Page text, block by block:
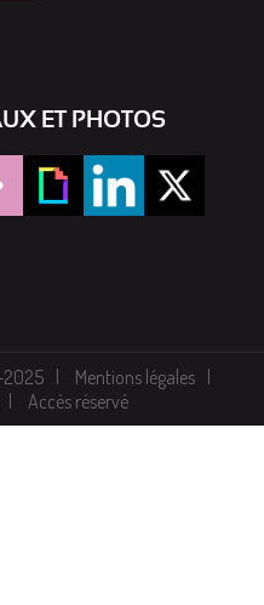
ET PHOTOS
2025
Mentions légales
Accès réservé